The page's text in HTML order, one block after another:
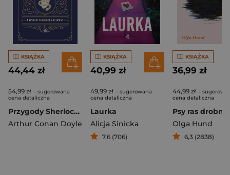
KSIĄŻKA
44,44 zł
54,99 zł - sugerowana
cena detaliczna
Przygody Sherlocka Holmesa wyd. 2026
Arthur Conan Doyle
KSIĄŻKA
40,99 zł
49,99 zł - sugerowana
cena detaliczna
Laurka
Alicja Sinicka
7,6 (706)
KSIĄŻKA
36,99 zł
44,99 zł -
cena detaliczna
Psy ras
Olga Hund
6,3 (2838)